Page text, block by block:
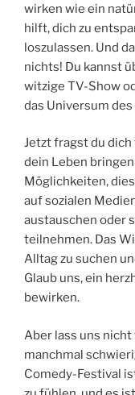
wirken wie ein
hilft, dich zu
loszulassen. Und
nichts! Du kannst
witzige TV-Show
das Universum
Jetzt fragst du
dein Leben
Möglichkeiten,
auf sozialen
austauschen oder
teilnehmen. Das
Alltag zu suchen
Glaub uns, ein
bewirken.
Aber lass uns nicht
manchmal
Comedy-Festival